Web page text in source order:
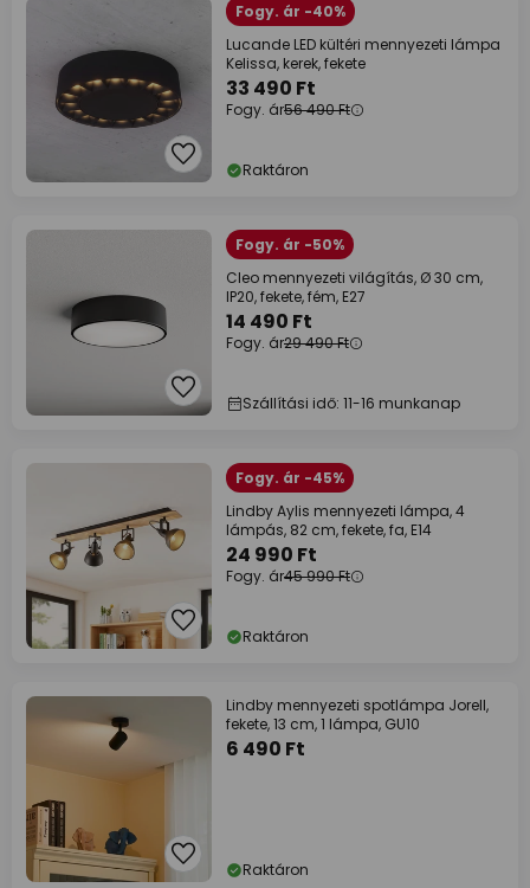
Fogy. ár -40%
Lucande LED kültéri mennyezeti lámpa
Kelissa, kerek, fekete
33 490 Ft
Fogy. ár56 490 Ft
Raktáron
Fogy. ár -50%
Cleo mennyezeti világítás, Ø 30 cm,
IP20, fekete, fém, E27
14 490 Ft
Fogy. ár29 490 Ft
Szállítási idő: 11-16 munkanap
Fogy. ár -45%
Lindby Aylis mennyezeti lámpa, 4
lámpás, 82 cm, fekete, fa, E14
24 990 Ft
Fogy. ár45 990 Ft
Raktáron
Lindby mennyezeti spotlámpa Jorell,
fekete, 13 cm, 1 lámpa, GU10
6 490 Ft
Raktáron